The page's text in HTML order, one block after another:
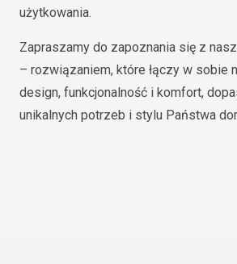
użytkowania.
Zapraszamy do zapoznania się z
– rozwiązaniem, które łączy w sobie
design, funkcjonalność i komfort,
unikalnych potrzeb i stylu Państwa